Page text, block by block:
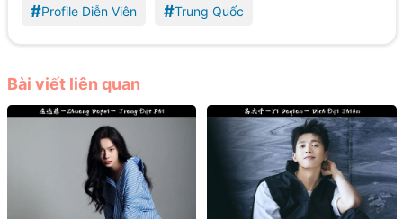
#Profile Diễn Viên #Trung Quốc
Bài viết liên quan